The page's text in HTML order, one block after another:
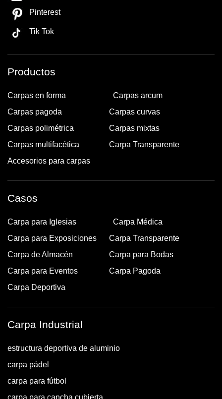
Pinterest
Tik Tok
Productos
Carpas en forma
Carpas arcum
Carpas pagoda
Carpas curvas
Carpas polimétrica
Carpas mixtas
Carpas multifacética
Carpa Transparente
Accesorios para carpas
Casos
Carpa para Iglesias
Carpa Médica
Carpa para Exposiciones
Carpa Transparente
Carpa de Almacén
Carpa para Bodas
Carpa para Eventos
Carpa Pagoda
Carpa Deportiva
Carpa Industrial
estructura deportiva de aluminio
carpa pádel
carpa para fútbol